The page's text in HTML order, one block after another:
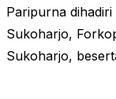
Paripurna
Sukoharjo,
Sukoharjo,